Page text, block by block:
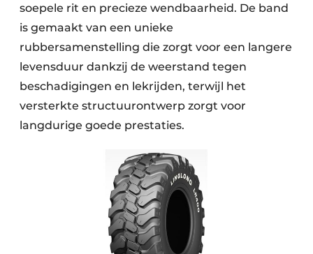
soepele rit en precieze wendbaarheid. De band
is gemaakt van een unieke
rubbersamenstelling die zorgt voor een langere
levensduur dankzij de weerstand tegen
beschadigingen en lekrijden, terwijl het
versterkte structuurontwerp zorgt voor
langdurige goede prestaties.